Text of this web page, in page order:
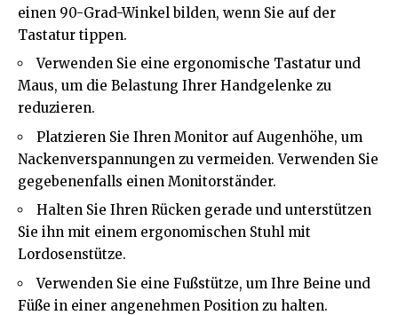
einen 90-Grad-Winkel bilden, wenn Sie auf der
Tastatur tippen.
Verwenden Sie eine ergonomische Tastatur und
Maus, um die Belastung Ihrer Handgelenke zu
reduzieren.
Platzieren Sie Ihren Monitor auf Augenhöhe, um
Nackenverspannungen zu vermeiden. Verwenden Sie
gegebenenfalls einen Monitorständer.
Halten Sie Ihren Rücken gerade und unterstützen
Sie ihn mit einem ergonomischen Stuhl mit
Lordosenstütze.
Verwenden Sie eine Fußstütze, um Ihre Beine und
Füße in einer angenehmen Position zu halten.